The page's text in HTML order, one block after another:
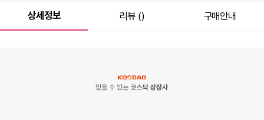
상세정보 리뷰 () 구매안내